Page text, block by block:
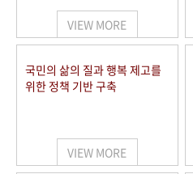
VIEW MORE
국민의 삶의 질과 행복 제고를
위한 정책 기반 구축
VIEW MORE